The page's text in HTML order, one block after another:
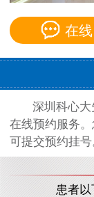
在
深圳科心
在线预约服务
可提交预约挂号
患者